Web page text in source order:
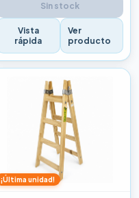
Sin stock
Vista
rápida
Ver
producto
¡Última unidad!